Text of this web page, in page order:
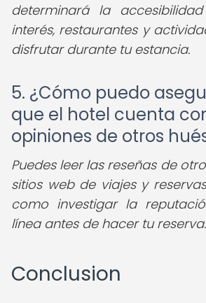
determinará la
interés, restaurantes y
disfrutar durante tu estancia.
5. ¿Cómo puedo
que el hotel cuenta
opiniones de otros
Puedes leer las reseñas de
sitios web de viajes y
como investigar la
línea antes de hacer tu reserva.
Conclusion